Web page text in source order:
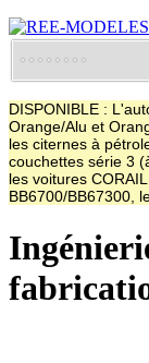
DISPONIBLE :
Orange/Alu et
les citernes à
couchettes série 3
les voitures
BB6700/BB67300,